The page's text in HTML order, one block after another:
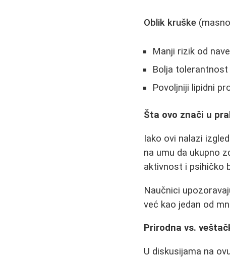
Oblik kruške
Manji rizik od
Bolja tolerantnost
Povoljniji lipidni
Šta ovo znači u
Iako ovi nalazi
na umu da ukupno
aktivnost i psihičko
Naučnici
već kao jedan od
Prirodna vs.
U diskusijama na